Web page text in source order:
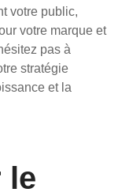
votre public,
votre marque et
pas à
stratégie
et la
le